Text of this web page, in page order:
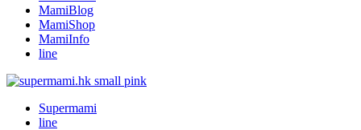
MamiBlog
MamiShop
MamiInfo
line
Supermami
line